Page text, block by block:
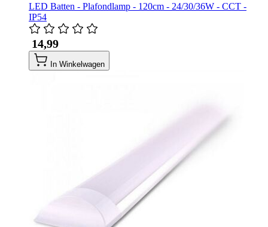
LED Batten - Plafondlamp - 120cm - 24/30/36W - CCT -
IP54
​ 14,99
In Winkelwagen